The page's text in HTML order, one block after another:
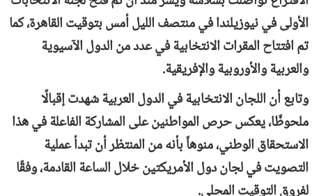
الأولى في نيوزيلندا في منتصف الليل أمس بتوقيت القاهرة، كما
تم افتتاح المقرات الانتخابية في عدد من الدول الآسيوية
والعربية والأوروبية والإفريقية.
وتابع أن اللجان الانتخابية في الدول العربية شهدت إقبالًا
ملحوظًا، يعكس حرص المواطنين على المشاركة الفاعلة في هذا
الاستحقاق الوطني، منوهاً بأنه من المنتظر أن تبدأ عملية
التصويت في لجان دول الأمريكتين خلال الساعة القادمة، وفقًا